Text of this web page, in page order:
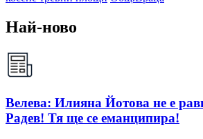
Най-ново
Велева: Илияна Йотова не е
Радев! Тя ще се еманципира!